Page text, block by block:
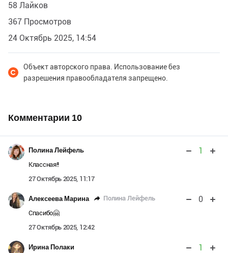
58 Лайков
367 Просмотров
24 Октябрь 2025, 14:54
Объект авторского права. Использование без
разрешения правообладателя запрещено.
Комментарии 10
Полина Лейфель 1
Классная!!
27 Октябрь 2025, 11:17
Алексеева Марина Полина Лейфель 0
Спасибо🤗
27 Октябрь 2025, 12:42
Ирина Полаки 1